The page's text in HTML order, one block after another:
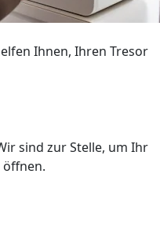
Ihnen, Ihren Tresor
sind zur Stelle, um Ihr
öffnen.